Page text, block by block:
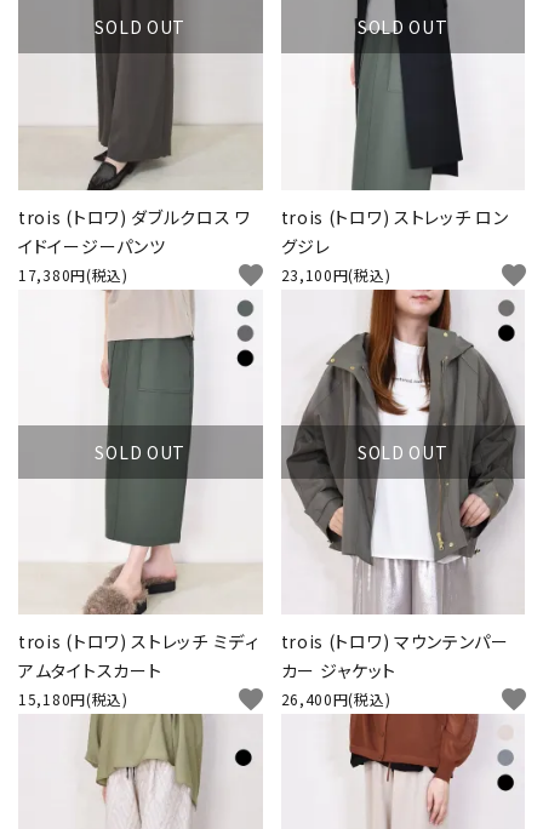
SOLD OUT
trois (トロワ) ダブルクロス ワ
イドイージーパンツ
17,380円(税込) favorite
SOLD OUT
trois (トロワ) ストレッチ ロン
グジレ
23,100円(税込) favorite
SOLD OUT
trois (トロワ) ストレッチ ミディ
アムタイトスカート
15,180円(税込) favorite
SOLD OUT
trois (トロワ) マウンテンパー
カー ジャケット
26,400円(税込) favorite